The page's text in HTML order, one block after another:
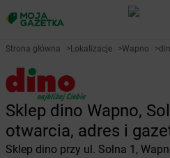
Strona główna >Lokalizacje >Wapno >
Sklep dino Wapno,
otwarcia, adres i
Sklep dino przy ul. Solna 1,